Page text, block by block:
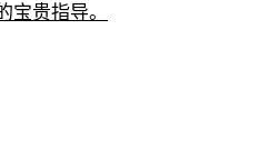
贵指导。